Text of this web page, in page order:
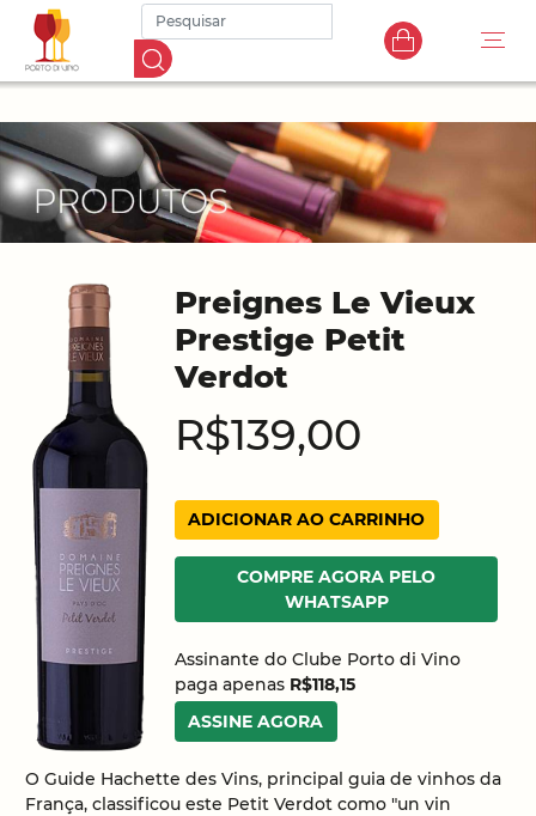
Preignes Le Vieux
Prestige Petit
Verdot
R$139,00
ADICIONAR AO CARRINHO
COMPRE AGORA PELO
WHATSAPP
Assinante do Clube Porto di Vino
paga apenas R$118,15
ASSINE AGORA
O Guide Hachette des Vins, principal guia de vinhos da
França, classificou este Petit Verdot como "un vin